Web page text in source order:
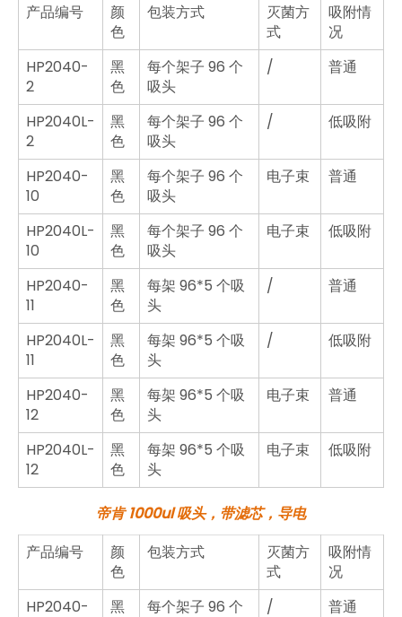
产品编号
颜
色
包装方式
灭菌方
式
吸附情
况
HP2040-
2
黑
色
每个架子 96 个
吸头
/ 普通
HP2040L-
2
黑
色
每个架子 96 个
吸头
/ 低吸附
HP2040-
10
黑
色
每个架子 96 个
吸头
电子束 普通
HP2040L-
10
黑
色
每个架子 96 个
吸头
电子束 低吸附
HP2040-
11
黑
色
每架 96*5 个吸
头
/ 普通
HP2040L-
11
黑
色
每架 96*5 个吸
头
/ 低吸附
HP2040-
12
黑
色
每架 96*5 个吸
头
电子束 普通
HP2040L-
12
黑
色
每架 96*5 个吸
头
电子束 低吸附
帝肯 1000ul 吸头， 带滤芯，导电
产品编号
颜
色
包装方式
灭菌方
式
吸附情
况
HP2040-
黑
每个架子 96 个
/ 普通